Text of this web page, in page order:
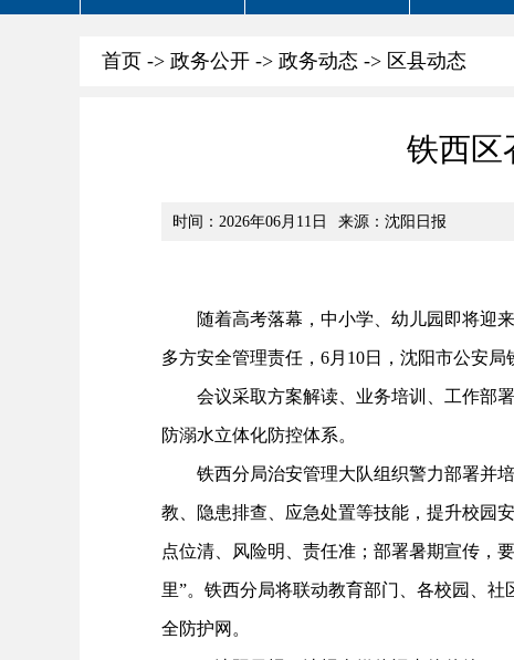
首页 -> 政务公开 -> 政务动态 -> 区县动态
铁西区
时间：2026年06月11日 来源：沈阳日报
随着高考落幕，中小学、幼儿园即将迎来
多方安全管理责任，6月10日，沈阳市公安
会议采取方案解读、业务培训、工作部署
防溺水立体化防控体系。
铁西分局治安管理大队组织警力部署并培
教、隐患排查、应急处置等技能，提升校园
点位清、风险明、责任准；部署暑期宣传，
里”。铁西分局将联动教育部门、各校园、
全防护网。